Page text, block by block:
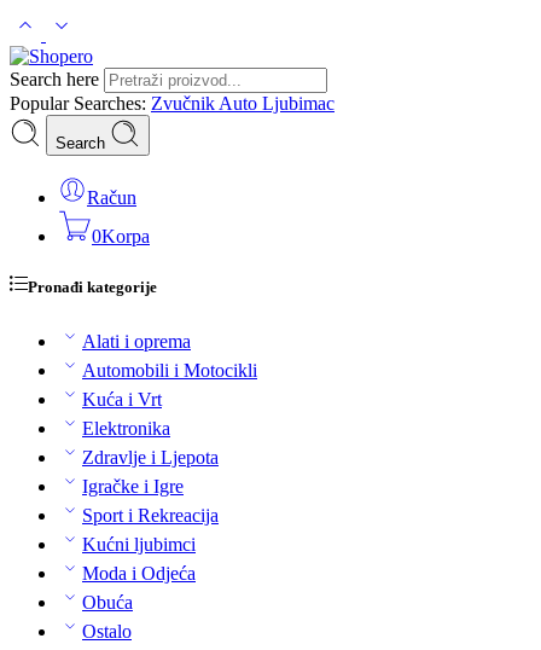
Search here
Popular Searches: Zvučnik Auto Ljubimac
Search
Račun
0Korpa
Pronađi kategorije
Alati i oprema
Automobili i Motocikli
Kuća i Vrt
Elektronika
Zdravlje i Ljepota
Igračke i Igre
Sport i Rekreacija
Kućni ljubimci
Moda i Odjeća
Obuća
Ostalo